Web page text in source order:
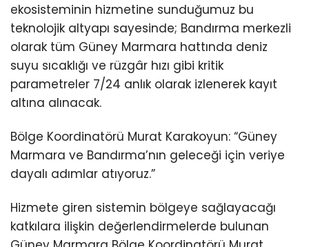
ekosisteminin hizmetine sunduğumuz bu
teknolojik altyapı sayesinde; Bandırma merkezli
olarak tüm Güney Marmara hattında deniz
suyu sıcaklığı ve rüzgâr hızı gibi kritik
parametreler 7/24 anlık olarak izlenerek kayıt
altına alınacak.
Bölge Koordinatörü Murat Karakoyun: “Güney
Marmara ve Bandırma’nın geleceği için veriye
dayalı adımlar atıyoruz.”
Hizmete giren sistemin bölgeye sağlayacağı
katkılara ilişkin değerlendirmelerde bulunan